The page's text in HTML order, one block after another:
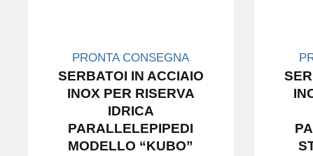
PRONTA CONSEGNA
SERBATOI IN ACCIAIO
INOX PER RISERVA
IDRICA
PARALLELEPIPEDI
MODELLO “KUBO”